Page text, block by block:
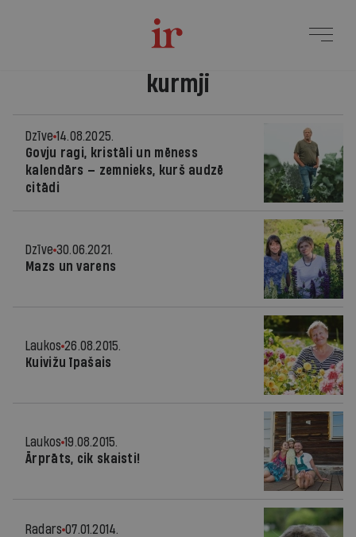
kurmji
Dzīve 14.08.2025.
Govju ragi, kristāli un mēness
kalendārs — zemnieks, kurš audzē
citādi
Dzīve 30.06.2021.
Mazs un varens
Laukos 26.08.2015.
Kuivižu īpašais
Laukos 19.08.2015.
Ārprāts, cik skaisti!
Radars 07.01.2014.